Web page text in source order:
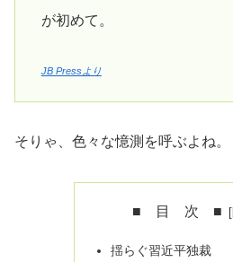
が初めて。
JB Pressより
そりゃ、色々な憶測を呼ぶよね。
■ 目 次 ■
揺らぐ習近平独裁